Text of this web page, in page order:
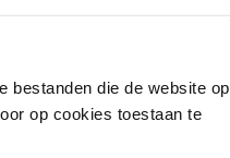
bestanden die de website op
op cookies toestaan te